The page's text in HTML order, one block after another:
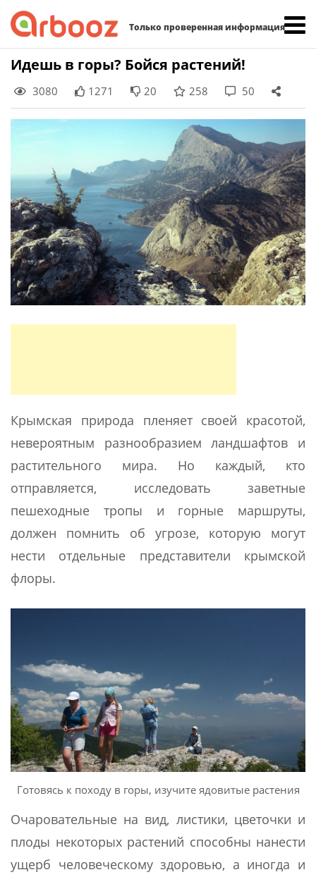
Только проверенная информация
Skip
content
Идешь в горы? Бойся растений!
3080 1271 20 258 50
Крымская природа пленяет своей красотой,
невероятным разнообразием ландшафтов и
растительного мира. Но каждый, кто
отправляется, исследовать заветные
пешеходные тропы и горные маршруты,
должен помнить об угрозе, которую могут
нести отдельные представители крымской
флоры.
Готовясь к походу в горы, изучите ядовитые растения
Очаровательные на вид, листики, цветочки и
плоды некоторых растений способны нанести
ущерб человеческому здоровью, а иногда и
Найти: